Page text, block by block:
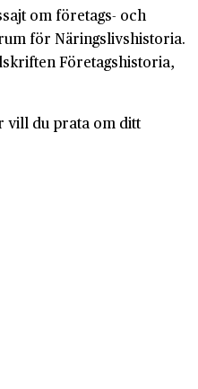
om företags- och
för Näringslivshistoria.
Företagshistoria,
vill du prata om ditt